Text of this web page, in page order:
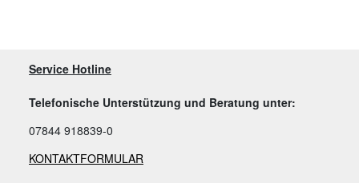
Service Hotline
Telefonische Unterstützung und Beratung unter:
07844 918839-0
KONTAKTFORMULAR